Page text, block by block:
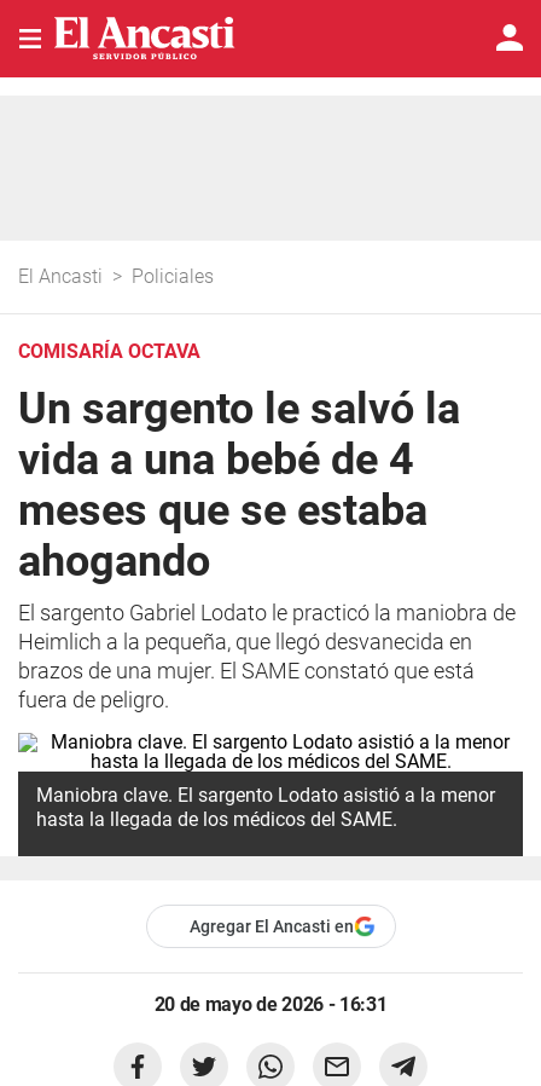
El Ancasti > Policiales
COMISARÍA OCTAVA
Un sargento le salvó la
vida a una bebé de 4
meses que se estaba
ahogando
El sargento Gabriel Lodato le practicó la maniobra de
Heimlich a la pequeña, que llegó desvanecida en
brazos de una mujer. El SAME constató que está
fuera de peligro.
Maniobra clave. El sargento Lodato asistió a la menor
hasta la llegada de los médicos del SAME.
Agregar El Ancasti en
20 de mayo de 2026 - 16:31